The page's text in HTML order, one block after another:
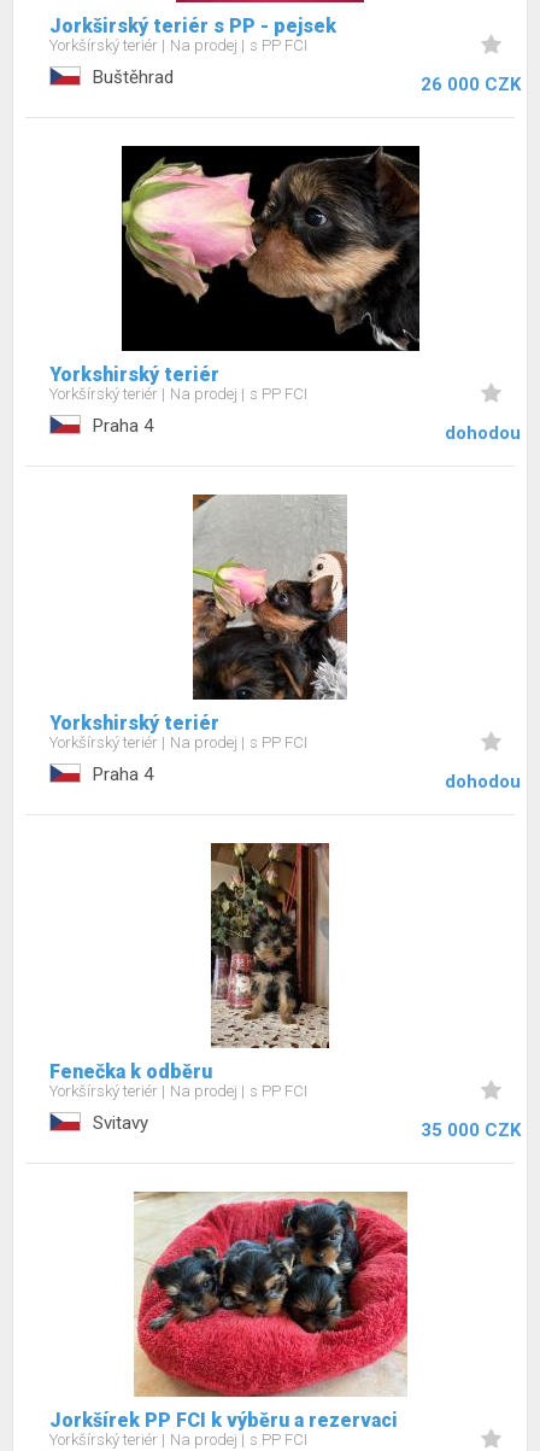
Jorkširský teriér s PP - pejsek
Yorkšírský teriér Na prodej s PP FCI
Buštěhrad 26 000 CZK
Yorkshirský teriér
Yorkšírský teriér Na prodej s PP FCI
Praha 4 dohodou
Yorkshirský teriér
Yorkšírský teriér Na prodej s PP FCI
Praha 4 dohodou
Fenečka k odběru
Yorkšírský teriér Na prodej s PP FCI
Svitavy 35 000 CZK
Jorkšírek PP FCI k výběru a rezervaci
Yorkšírský teriér Na prodej s PP FCI